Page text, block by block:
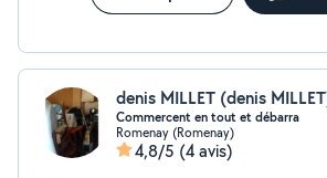
denis MILLET (denis
Commercent en tout et débarra
Romenay (Romenay)
4,8/5 (4 avis)